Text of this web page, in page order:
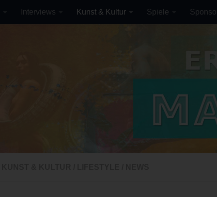
Interviews Kunst & Kultur Spiele